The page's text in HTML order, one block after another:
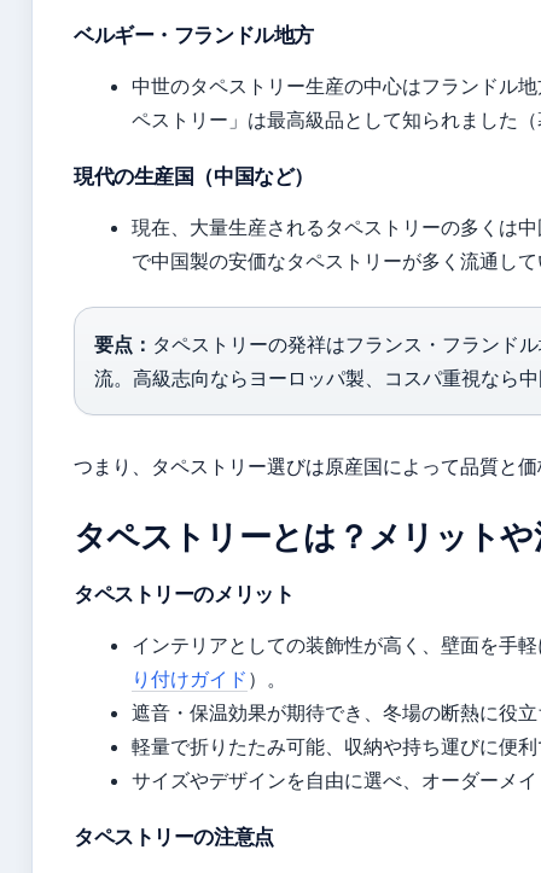
ベルギー・フランドル地方
中世のタペストリー生産の中心はフランドル
ペストリー」は最高級品として知られました
現代の生産国（中国など）
現在、大量生産されるタペストリーの多くは
で中国製の安価なタペストリーが多く流通し
要点： タペストリーの発祥はフランス・フランド
流。高級志向ならヨーロッパ製、コスパ重視なら
つまり、タペストリー選びは原産国によって品質と
タペストリーとは？メリット
タペストリーのメリット
インテリアとしての装飾性が高く、壁面を手
り付けガイド ）。
遮音・保温効果が期待でき、冬場の断熱に役
軽量で折りたたみ可能、収納や持ち運びに便
サイズやデザインを自由に選べ、オーダーメ
タペストリーの注意点